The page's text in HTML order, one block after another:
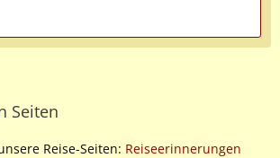
Seiten
Reise-Seiten: Reiseerinnerungen